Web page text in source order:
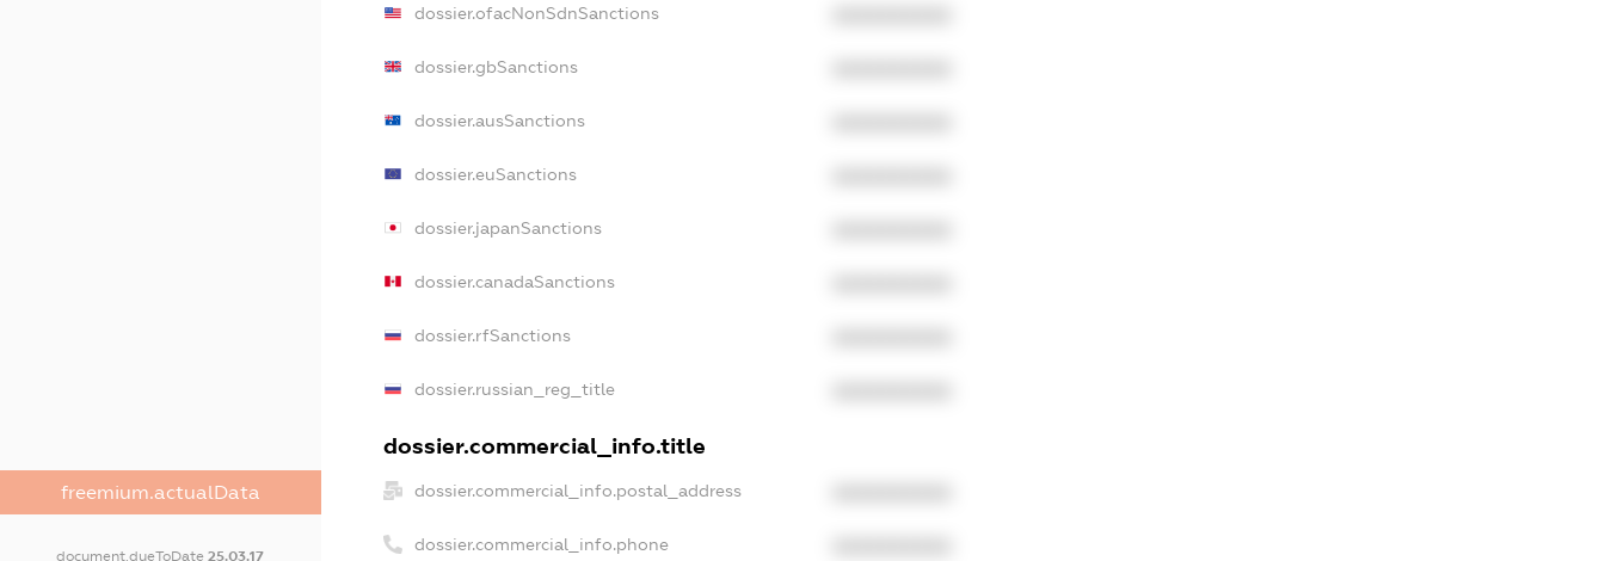
freemium.actualData
document.dueToDate25.03.17
dossier.ofacNonSdnSanctions
dossier.gbSanctions
dossier.ausSanctions
dossier.euSanctions
dossier.japanSanctions
dossier.canadaSanctions
dossier.rfSanctions
dossier.russian_reg_title
dossier.commercial_info.title
dossier.commercial_info.postal_address
dossier.commercial_info.phone